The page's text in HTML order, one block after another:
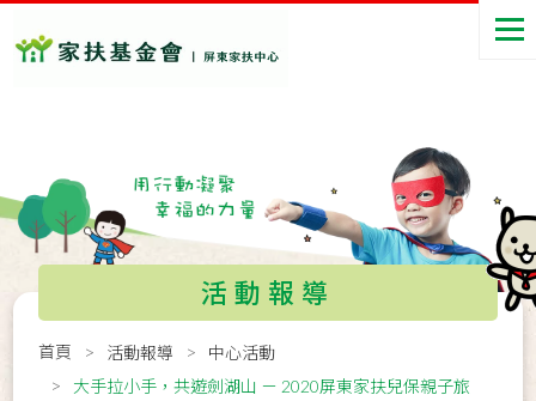
活動報導
首頁 活動報導
中心活動
大手拉小手，共遊劍湖山 － 2020屏東家扶兒保親子旅